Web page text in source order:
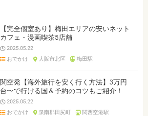
【完全個室あり】梅田エリアの安いネット
カフェ・漫画喫茶5店舗
2025.05.22
おでかけ
大阪市北区 梅田駅
関空発【海外旅行を安く行く方法】3万円
台〜で行ける国＆予約のコツもご紹介！
2025.05.22
おでかけ
泉南郡田尻町 関西空港駅